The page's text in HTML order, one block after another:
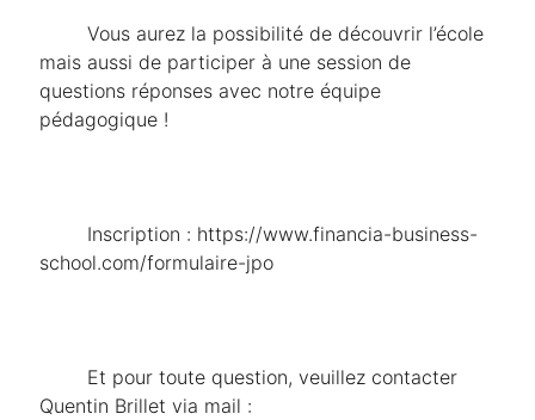
mais aussi de participer à une session de
questions réponses avec notre équipe
pédagogique !
school.com/formulaire-jpo
Quentin Brillet via mail :